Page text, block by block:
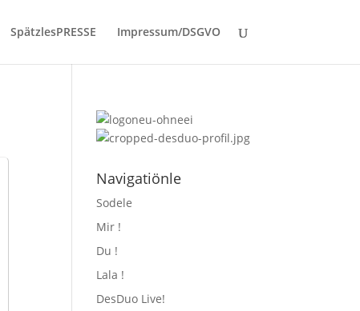
SpätzlesPRESSE Impressum/DSGVO
Navigatiönle
Sodele
Mir !
Du !
Lala !
DesDuo Live!